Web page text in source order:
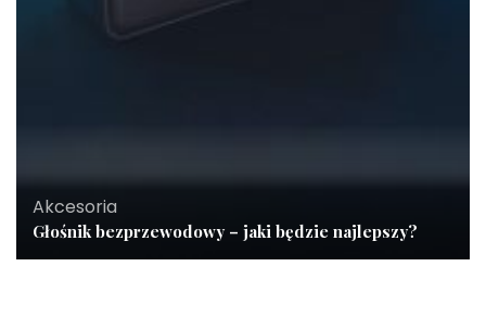
Akcesoria
Głośnik bezprzewodowy – jaki będzie najlepszy?